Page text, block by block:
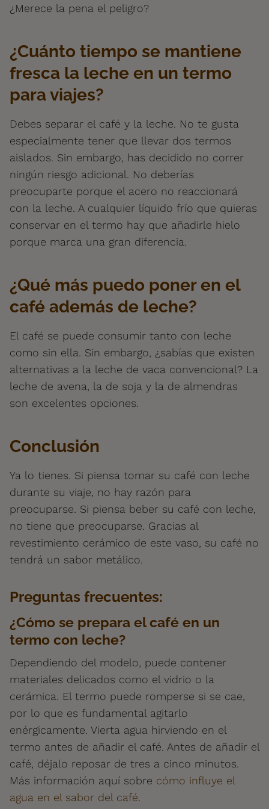
¿Merece la pena el peligro?
¿Cuánto tiempo se mantiene
fresca la leche en un termo
para viajes?
Debes separar el café y la leche. No te gusta
especialmente tener que llevar dos termos
aislados. Sin embargo, has decidido no correr
ningún riesgo adicional. No deberías
preocuparte porque el acero no reaccionará
con la leche. A cualquier líquido frío que quieras
conservar en el termo hay que añadirle hielo
porque marca una gran diferencia.
¿Qué más puedo poner en el
café además de leche?
El café se puede consumir tanto con leche
como sin ella. Sin embargo, ¿sabías que existen
alternativas a la leche de vaca convencional? La
leche de avena, la de soja y la de almendras
son excelentes opciones.
Conclusión
Ya lo tienes. Si piensa tomar su café con leche
durante su viaje, no hay razón para
preocuparse. Si piensa beber su café con leche,
no tiene que preocuparse. Gracias al
revestimiento cerámico de este vaso, su café no
tendrá un sabor metálico.
Preguntas frecuentes:
¿Cómo se prepara el café en un
termo con leche?
Dependiendo del modelo, puede contener
materiales delicados como el vidrio o la
cerámica. El termo puede romperse si se cae,
por lo que es fundamental agitarlo
enérgicamente. Vierta agua hirviendo en el
termo antes de añadir el café. Antes de añadir el
café, déjalo reposar de tres a cinco minutos.
Más información aquí sobre cómo influye el
agua en el sabor del café.